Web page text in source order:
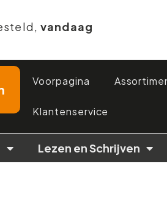
vandaag
Voorpagina
Klantenservice
Lezen en Schrijven